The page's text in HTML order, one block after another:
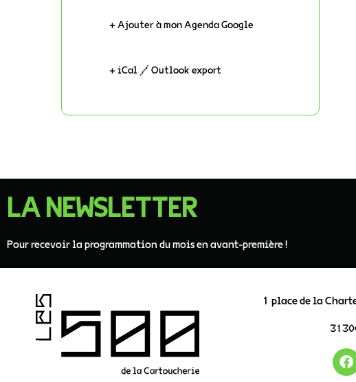
+ Ajouter à mon Agenda Google
+ iCal / Outlook export
LA NEWSLETTER
Pour recevoir la programmation du mois en avant-première !
1 place de la